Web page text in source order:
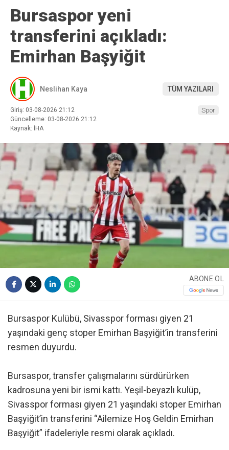
Bursaspor yeni
transferini açıkladı:
Emirhan Başyiğit
Neslihan Kaya TÜM YAZILARI
Giriş: 03-08-2026 21:12
Güncelleme: 03-08-2026 21:12
Kaynak: İHA
Spor
ABONE OL
Bursaspor Kulübü, Sivasspor forması giyen 21
yaşındaki genç stoper Emirhan Başyiğit’in transferini
resmen duyurdu.
Bursaspor, transfer çalışmalarını sürdürürken
kadrosuna yeni bir ismi kattı. Yeşil-beyazlı kulüp,
Sivasspor forması giyen 21 yaşındaki stoper Emirhan
Başyiğit’in transferini “Ailemize Hoş Geldin Emirhan
Başyiğit” ifadeleriyle resmi olarak açıkladı.